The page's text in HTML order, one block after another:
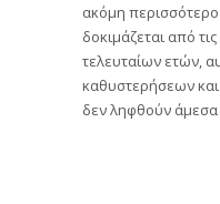
ακόμη
δοκιμάζεται από
τελευταίων ετών,
καθυστερήσεων
δεν ληφθούν άμεσα